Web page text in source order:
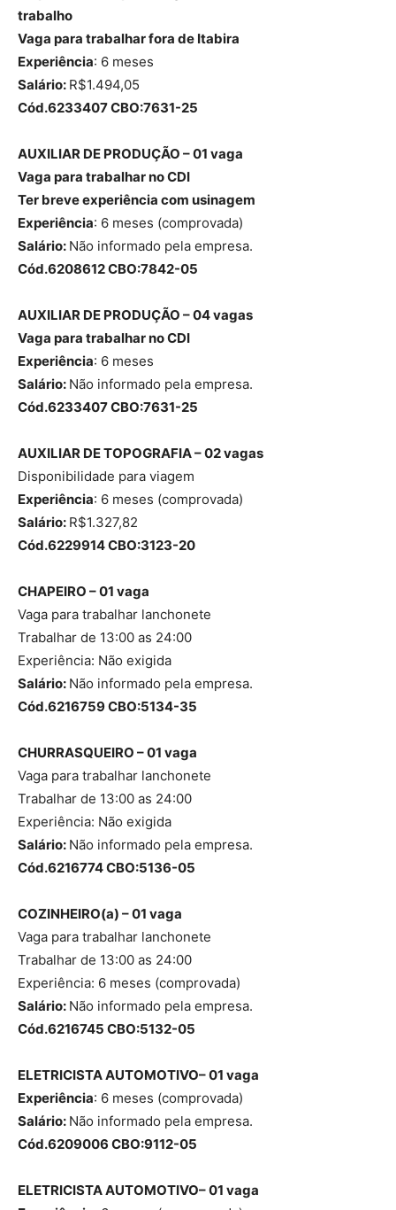
trabalho
Vaga para trabalhar fora de Itabira
Experiência: 6 meses
Salário: R$1.494,05
Cód.6233407 CBO:7631-25
AUXILIAR DE PRODUÇÃO – 01 vaga
Vaga para trabalhar no CDI
Ter breve experiência com usinagem
Experiência: 6 meses (comprovada)
Salário: Não informado pela empresa.
Cód.6208612 CBO:7842-05
AUXILIAR DE PRODUÇÃO – 04 vagas
Vaga para trabalhar no CDI
Experiência: 6 meses
Salário: Não informado pela empresa.
Cód.6233407 CBO:7631-25
AUXILIAR DE TOPOGRAFIA – 02 vagas
Disponibilidade para viagem
Experiência: 6 meses (comprovada)
Salário: R$1.327,82
Cód.6229914 CBO:3123-20
CHAPEIRO – 01 vaga
Vaga para trabalhar lanchonete
Trabalhar de 13:00 as 24:00
Experiência: Não exigida
Salário: Não informado pela empresa.
Cód.6216759 CBO:5134-35
CHURRASQUEIRO – 01 vaga
Vaga para trabalhar lanchonete
Trabalhar de 13:00 as 24:00
Experiência: Não exigida
Salário: Não informado pela empresa.
Cód.6216774 CBO:5136-05
COZINHEIRO(a) – 01 vaga
Vaga para trabalhar lanchonete
Trabalhar de 13:00 as 24:00
Experiência: 6 meses (comprovada)
Salário: Não informado pela empresa.
Cód.6216745 CBO:5132-05
ELETRICISTA AUTOMOTIVO– 01 vaga
Experiência: 6 meses (comprovada)
Salário: Não informado pela empresa.
Cód.6209006 CBO:9112-05
ELETRICISTA AUTOMOTIVO– 01 vaga